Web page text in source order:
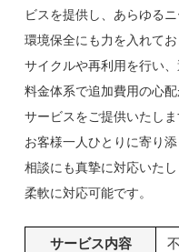
ビスを提供し、あらゆる
環境保全にも力を入れて
サイクルや再利用を行い
料金体系で追加費用の心
サービスをご提供いたしま
お客様一人ひとりに寄り
相談にも真摯に対応いた
柔軟に対応可能です。
サービス内容